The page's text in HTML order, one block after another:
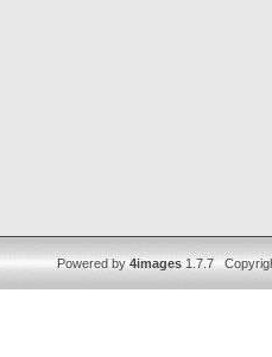
Powered by4images1.7.7